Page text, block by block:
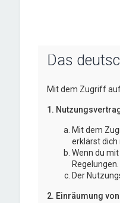
Das
Mit dem Zugriff
1.
Mit dem
erklärst dich
Wenn du
Regelungen.
Der
2. Einräumung